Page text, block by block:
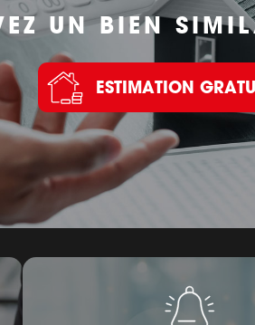
UN BIEN
ESTIMATION